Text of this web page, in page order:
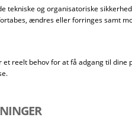
tekniske og organisatoriske
ændres eller forringes samt
et reelt behov for at få adgang til